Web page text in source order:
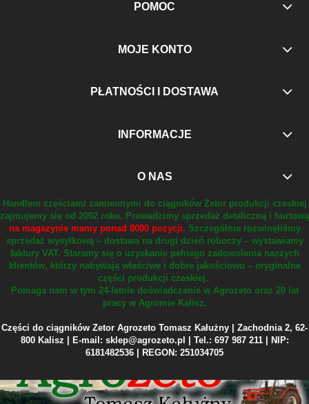
POMOC
MOJE KONTO
PŁATNOŚCI I DOSTAWA
INFORMACJE
O NAS
Handlem częściami zamiennymi do ciągników Zetor produkcji czeskiej
zajmujemy się od 2002 roku. Prowadzimy sprzedaż detaliczną i hurtową
na magazynie mamy ponad 8000 pozycji. Szczególnie rozwinęliśmy
sprzedaż wysyłkową – dostawa na drugi dzień roboczy – wystawiamy
faktury VAT. Staramy się o uzyskanie pełnego zadowolenia naszych
klientów, którzy nabywają właściwe i dobre jakościowo – oryginalne
części produkcji czeskiej.
Pomaga nam w tym 24-letnie doświadczenie w Agrozeto oraz 20 lat
pracy w Agromie Kalisz.
Części do ciągników Zetor Agrozeto Tomasz Kałużny | Zachodnia 2, 62-
800 Kalisz | E-mail: sklep@agrozeto.pl | Tel.: 697 987 211 | NIP:
6181482536 | REGON: 251034705